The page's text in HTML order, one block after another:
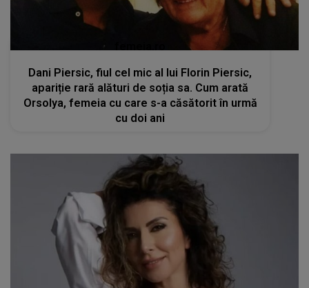
Dani Piersic, fiul cel mic al lui Florin Piersic,
apariție rară alături de soția sa. Cum arată
Orsolya, femeia cu care s-a căsătorit în urmă
cu doi ani